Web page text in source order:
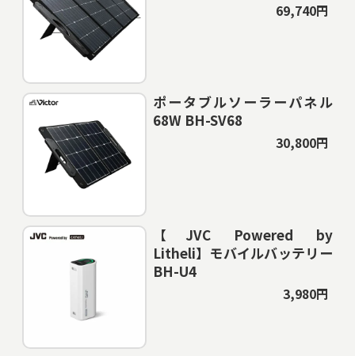
69,740円
ポータブルソーラーパネル
68W BH-SV68
30,800円
【JVC Powered by
Litheli】モバイルバッテリー
BH-U4
3,980円